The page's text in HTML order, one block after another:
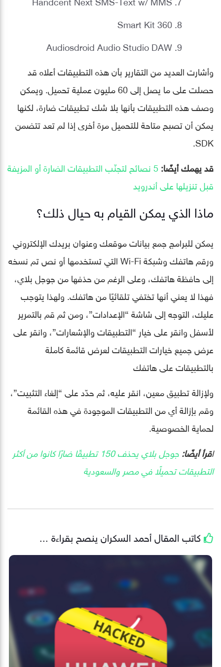
Smart Kit 360
Audiosdroid Audio Studio DAW
وأشارت العديد من التقارير بأن هذه التطبيقات أعلاه قد
حصلت على ما يصل إلى 60 مليون عملية تحميل. ويمكن
وصف هذه التطبيقات بأنها بلا شك تطبيقات ضارة، لكنها
يمكن أن تصبح متاحة للتحميل مرة أخرى إذا لم تعد تتضمن
SDK.
قد يهمك أيضًا:
5 نصائح لتجنّب التطبيقات الضارة أو المزيفة
قبل تنزيلها على أندرويد
ماذا الذي يمكن القيام به حيال ذلك؟
يمكن للبرامج جمع بيانات موقعك وعنوان بريدك الإلكتروني
ورقم هاتفك وشبكة Wi-Fi التي تستخدمها أو نص تم نسخه
إلى حافظة هاتفك، وعلى الرغم من حذفها من جوجل بلاي،
فهذا لا يعني أنها تختفي تلقائيًا من هاتفك. ولهذا يتوجب
عليك، التوجه إلى شاشة “الإعدادات”، ومن ثم قم بالتمرير
لأسفل وانقر على خيار “التطبيقات والإشعارات”، وانقر على
عرض جميع خيارات التطبيقات لعرض قائمة كاملة
بالتطبيقات على هاتفك
ولإزالة تطبيق معين، انقر عليه، ثم حدّد على “إلغاء التثبيت”،
وقم بإزالة أي من التطبيقات الموجودة في هذه القائمة
لحماية الخصوصية.
اقرأ أيضًا:
جوجل بلاي يحذف 150 تطبيقًا ضارًا كانوا من أكثر
التطبيقات تحميلًا في مصر والسعودية
كاتب المقالأحمد السكران ينصح بقراءة ...